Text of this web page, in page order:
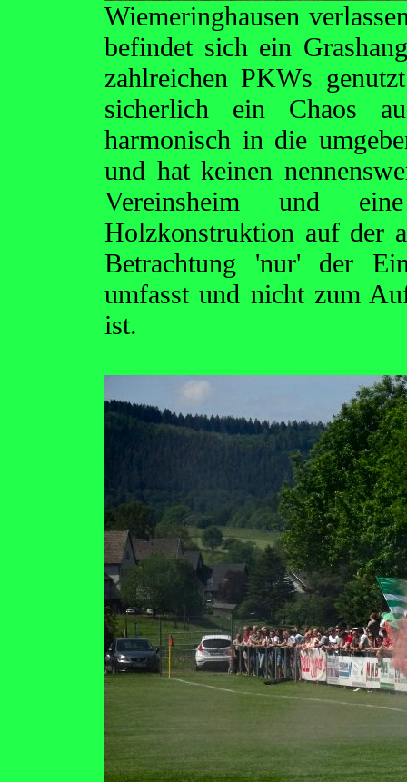
Wiemeringhausen
befindet sich ein
zahlreichen PKWs
sicherlich ein Chaos
harmonisch in die
und hat keinen
Vereinsheim und
Holzkonstruktion auf der
Betrachtung 'nur' der
umfasst und nicht zum
ist.